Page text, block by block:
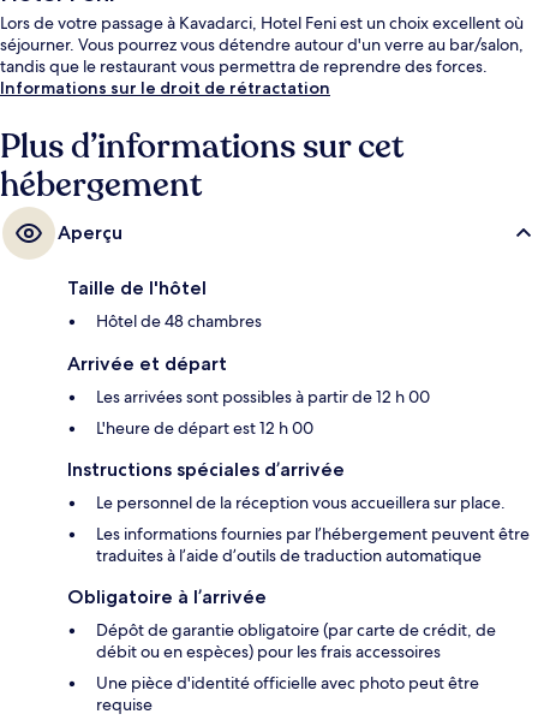
Lors de votre passage à Kavadarci, Hotel Feni est un choix excellent où
séjourner. Vous pourrez vous détendre autour d'un verre au bar/salon,
tandis que le restaurant vous permettra de reprendre des forces.
Informations sur le droit de rétractation
Plus d’informations sur cet
hébergement
Aperçu
Taille de l'hôtel
Hôtel de 48 chambres
Arrivée et départ
Les arrivées sont possibles à partir de 12 h 00
L'heure de départ est 12 h 00
Instructions spéciales d’arrivée
Le personnel de la réception vous accueillera sur place.
Les informations fournies par l’hébergement peuvent être
traduites à l’aide d’outils de traduction automatique
Obligatoire à l’arrivée
Dépôt de garantie obligatoire (par carte de crédit, de
débit ou en espèces) pour les frais accessoires
Une pièce d'identité officielle avec photo peut être
requise